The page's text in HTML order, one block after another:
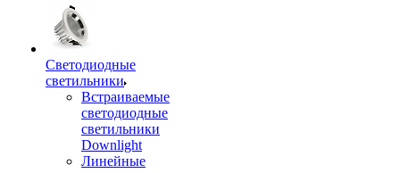
Светодиодные
светильники
Встраиваемые
светодиодные
светильники
Downlight
Линейные